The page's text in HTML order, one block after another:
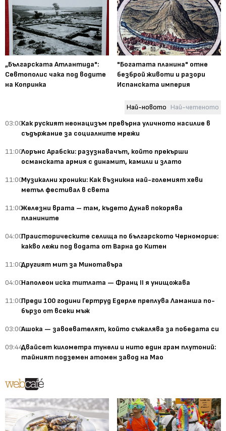
„Българската Атлантида":
Севтополис чака под водите
на Копринка
"Богатата планина" отне
безброй животи и разори
Испанската империя
Най-новото Най-четеното
03:00Как руският неонацизъм превърна уличното насилие в
съдържание за социалните мрежи
11:00Лорънс Арабски: разузнавачът, който прекърши
османската армия с динамит, камили и злато
11:00Музикални хроники: Как възникна най-големият хеви
метъл фестивал в света
11:00Железни врата – там, където Дунав покорява
планините
04:00Праисторическите селища по българското Черноморие:
какво лежи под водата от Варна до Китен
11:00Другият мит за Минотавъра
04:00Наполеон иска титлата — Франц II я унищожава
11:00Преди 100 години Гертруд Едерле преплува Ламанша по-
бързо от всеки мъж
03:00Ашока — завоевателят, който съжалява за победата си
09:44Двайсет километра тунели и нито един грам плутоний:
тайният подземен атомен завод на Мао